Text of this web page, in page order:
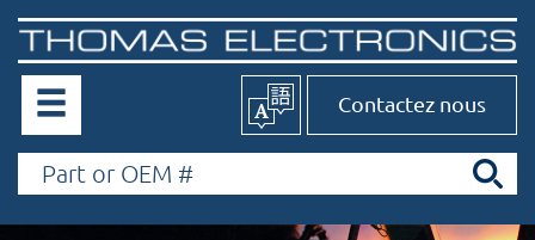
Contactez nous